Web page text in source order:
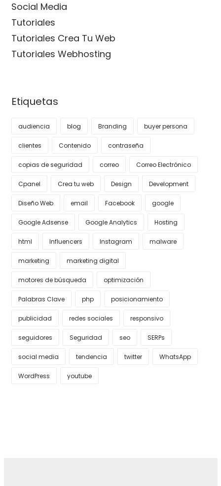
Social Media
Tutoriales
Tutoriales Crea Tu Web
Tutoriales Webhosting
Etiquetas
audiencia blog Branding buyer persona
clientes Contenido contraseña
copias de seguridad correo Correo Electrónico
Cpanel Crea tu web Design Development
Diseño Web email Facebook google
Google Adsense Google Analytics Hosting
html Influencers Instagram malware
marketing marketing digital
motores de búsqueda optimización
Palabras Clave php posicionamiento
publicidad redes sociales responsivo
seguidores Seguridad seo SERPs
social media tendencia twitter WhatsApp
WordPress youtube